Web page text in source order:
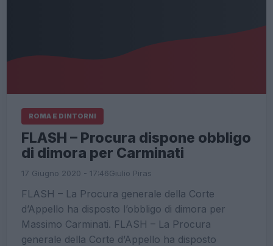
ROMA E DINTORNI
FLASH – Procura dispone obbligo
di dimora per Carminati
17 Giugno 2020 - 17:46Giulio Piras
FLASH – La Procura generale della Corte
d’Appello ha disposto l’obbligo di dimora per
Massimo Carminati. FLASH – La Procura
generale della Corte d’Appello ha disposto